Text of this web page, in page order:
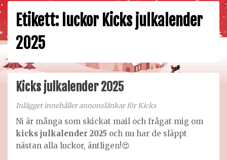
Etikett: luckor Kicks julkalender
2025
Kicks julkalender 2025
Inlägget innehåller annonslänkar för Kicks
Ni är många som skickat mail och frågat mig om
kicks julkalender 2025 och nu har de släppt
nästan alla luckor, äntligen!😍